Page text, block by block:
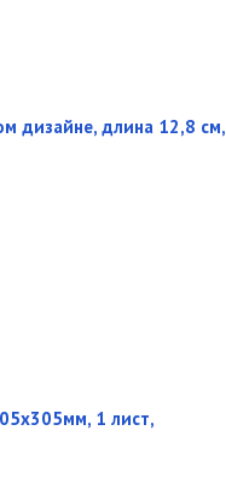
дизайне, длина 12,8 см,
1 лист,